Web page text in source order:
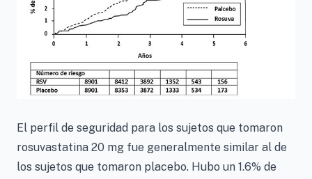
El perfil de seguridad para los sujetos que tomaron
rosuvastatina 20 mg fue generalmente similar al de
los sujetos que tomaron placebo. Hubo un 1.6% de